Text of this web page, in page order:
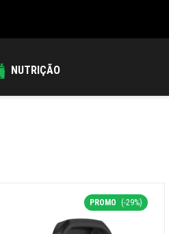
NUTRIÇÃO
PROMO (-29%)